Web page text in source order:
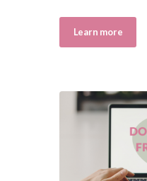
Learn more